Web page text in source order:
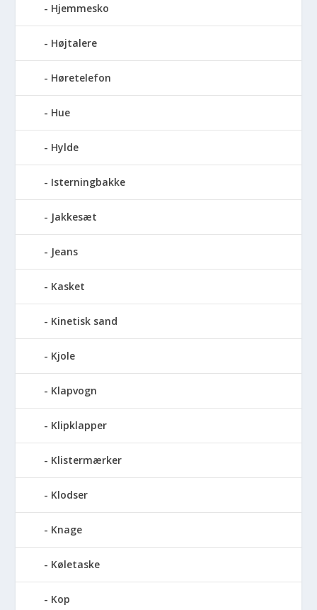
Hjemmesko
Højtalere
Høretelefon
Hue
Hylde
Isterningbakke
Jakkesæt
Jeans
Kasket
Kinetisk sand
Kjole
Klapvogn
Klipklapper
Klistermærker
Klodser
Knage
Køletaske
Kop